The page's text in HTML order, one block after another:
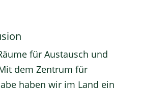
für Austausch und
dem Zentrum für
haben wir im Land ein